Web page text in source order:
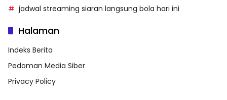
jadwal streaming siaran langsung bola hari ini
Halaman
Indeks Berita
Pedoman Media Siber
Privacy Policy